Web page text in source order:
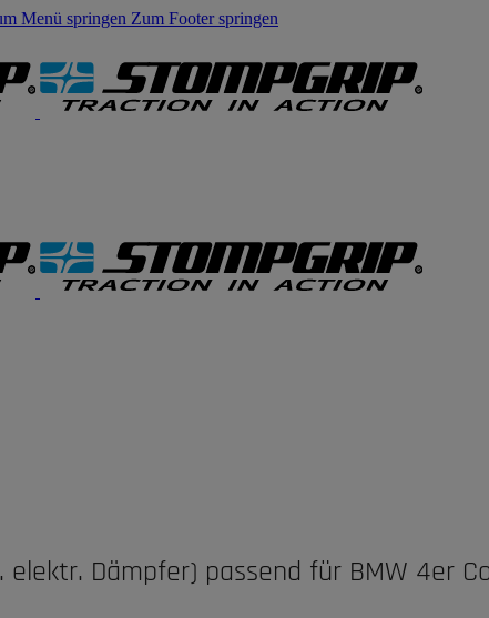
Menü springen Zum Footer springen
Dämpfer) passend für BMW 4er